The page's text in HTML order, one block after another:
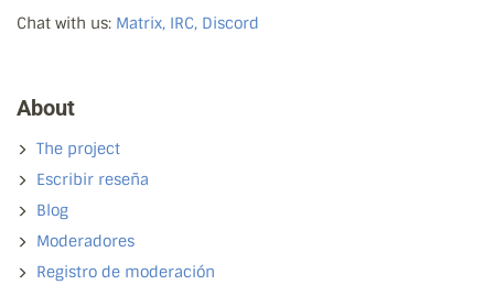
Chat with us: Matrix, IRC, Discord
About
The project
Escribir reseña
Blog
Moderadores
Registro de moderación